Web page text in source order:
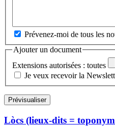
Prévenez-moi de tous les
Ajouter un document
Extensions autorisées : toutes
Je veux recevoir la
Lòcs (lieux-dits =